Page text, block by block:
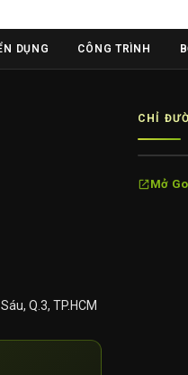
DỤNG CÔNG TRÌNH
Q.3, TP.HCM
CHỈ
Mở